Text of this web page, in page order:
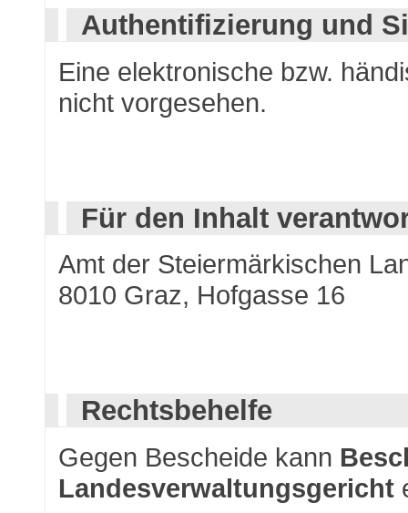
Authentifizierung und
Eine elektronische bzw.
nicht vorgesehen.
Für den Inhalt
Amt der Steiermärkischen
8010 Graz, Hofgasse 16
Rechtsbehelfe
Gegen Bescheide kann
Landesverwaltungsgericht